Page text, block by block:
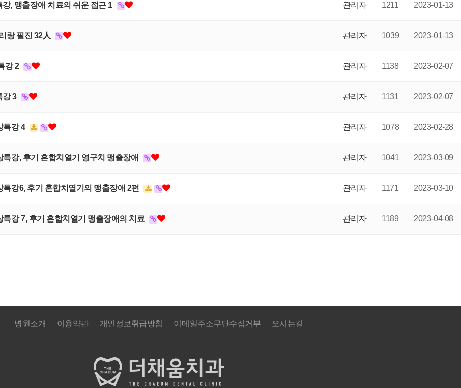
, 맹출장애 치료의 쉬운 접근 1 관리자 1211 2023-01-13
랑 필진 32人 관리자 1039 2023-01-13
강 2 관리자 1138 2023-02-07
강 3 관리자 1131 2023-02-07
특강 4 관리자 1078 2023-02-28
강, 후기 혼합치열기 영구치 맹출장애 관리자 1041 2023-03-09
강6, 후기 혼합치열기의 맹출장애 2편 관리자 1171 2023-03-10
강 7, 후기 혼합치열기 맹출장애의 치료 관리자 1189 2023-04-08
병원소개 이용약관 개인정보취급방침 이메일주소무단수집거부 오시는길